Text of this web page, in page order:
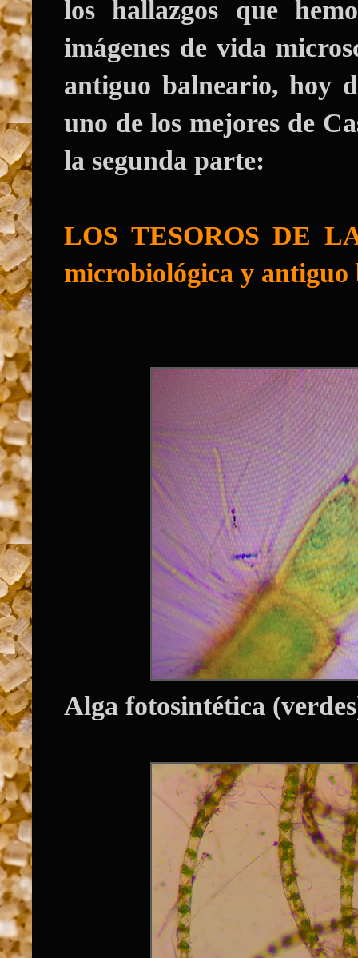
los hallazgos que
imágenes de vida
antiguo balneario, hoy
uno de los mejores de
la segunda parte:
LOS TESOROS DE
microbiológica y antiguo
Alga fotosintética